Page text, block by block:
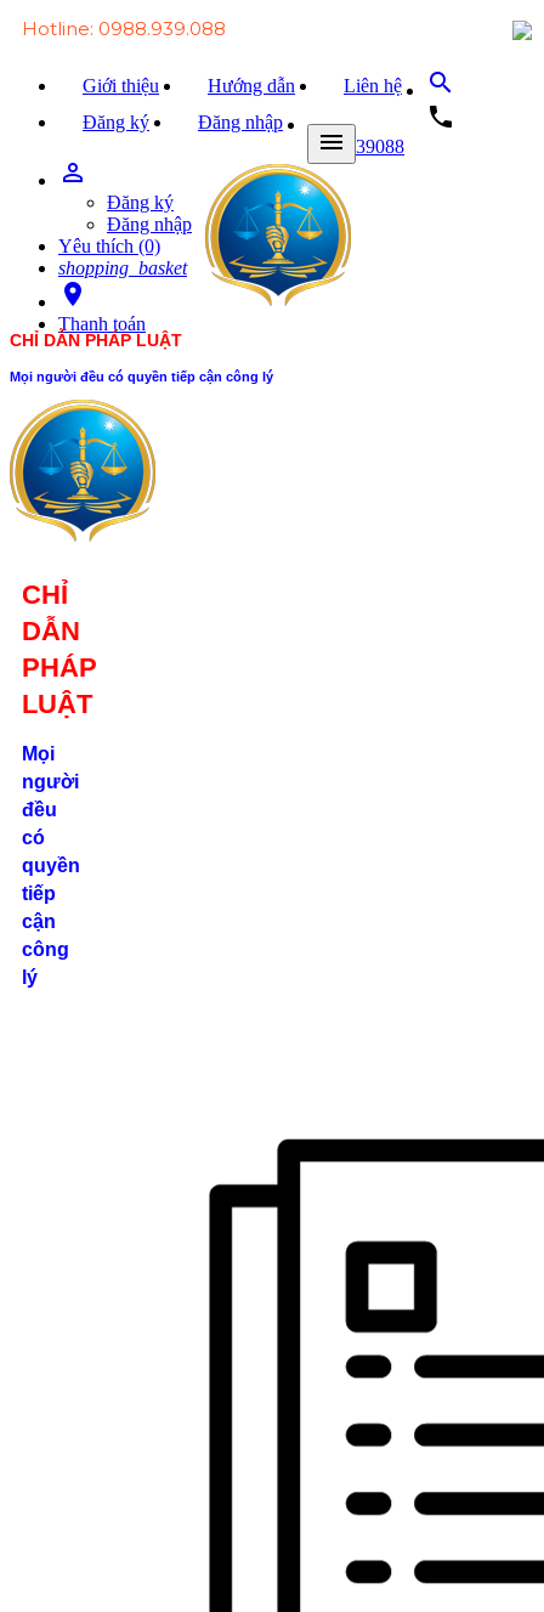
Hotline: 0988.939.088
Giới thiệu Hướng dẫn
Liên hệ
Đăng ký
Đăng nhập
search
local_phone
0988939088
person_outline
Đăng ký
Đăng nhập
Yêu thích (0)
shopping_basket
room
Thanh toán
menu
CHỈ DẪN PHÁP LUẬT
Mọi người đều có quyền tiếp cận công lý
CHỈ
DẪN
PHÁP
LUẬT
Mọi
người
đều
có
quyền
tiếp
cận
công
lý
Trang chủ
Văn bản Luật
Văn bản Đảng
Tài liệu
Hỏi - đáp
Trao đổi
Tin tức
Liên hệ
Số 24/2B
Đường Võ
Oanh, P. 25, Q.
Bình Thạnh, Tp.
Hồ Chí Minh
0862.000.639